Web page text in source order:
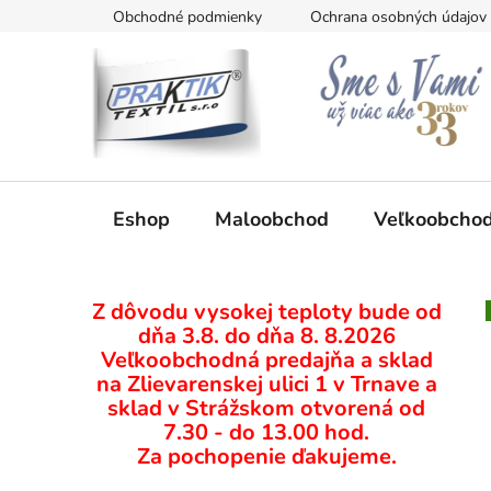
Obchodné podmienky Ochrana osobných údajov
Eshop Maloobchod
o
č
n
Z dôvodu vysokej teploty bude od
dňa 3.8. do dňa 8. 8.2026
Veľkoobchodná predajňa a sklad
na Zlievarenskej ulici 1 v Trnave a
sklad v Strážskom otvorená od
7.30 - do 13.00 hod.
Za pochopenie ďakujeme.